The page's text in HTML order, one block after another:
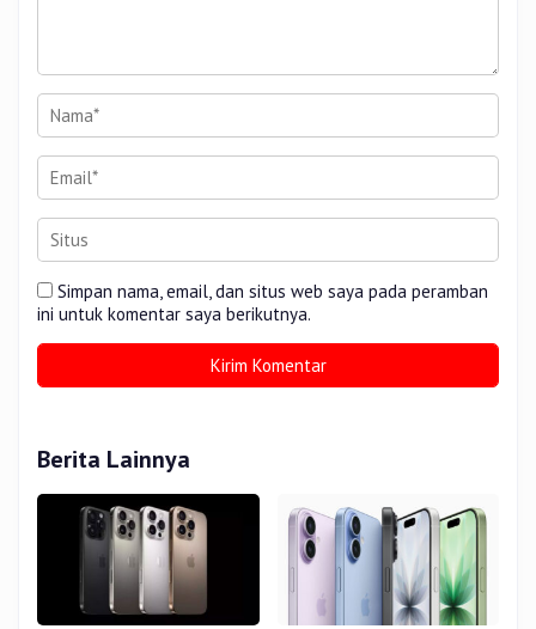
Simpan nama, email, dan situs web saya pada peramban
ini untuk komentar saya berikutnya.
Berita Lainnya